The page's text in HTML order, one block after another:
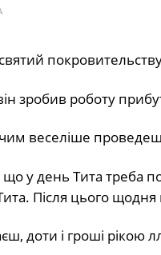
зробив роботу
чим веселіше
у день Тита треба
Після цього
доти і гроші рікою